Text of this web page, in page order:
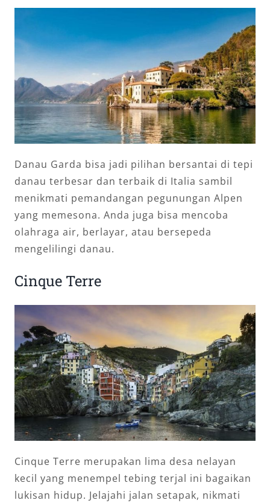
Danau Garda bisa jadi pilihan bersantai di tepi
danau terbesar dan terbaik di Italia sambil
menikmati pemandangan pegunungan Alpen
yang memesona. Anda juga bisa mencoba
olahraga air, berlayar, atau bersepeda
mengelilingi danau.
Cinque Terre
Cinque Terre merupakan lima desa nelayan
kecil yang menempel tebing terjal ini bagaikan
lukisan hidup. Jelajahi jalan setapak, nikmati